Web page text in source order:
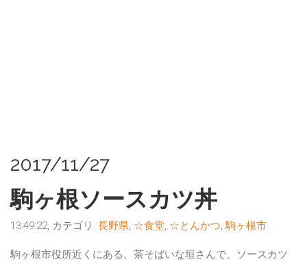
2017/11/27
駒ヶ根ソースカツ丼
13:49:22, カテゴリ: 長野県, ☆食堂, ☆とんかつ,駒ヶ根市
駒ヶ根市役所近くにある、 茶そばいな垣さんで、ソースカツ